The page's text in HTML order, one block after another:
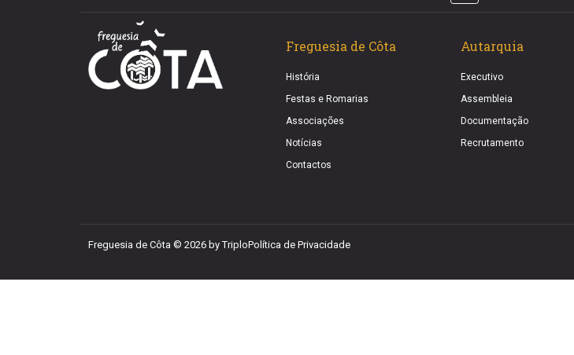
Freguesia de Côta
História
Festas e Romarias
Associações
Notícias
Contactos
Autarquia
Executivo
Assembleia
Documentação
Recrutamento
Freguesia de Côta © 2026 by TriploPolítica de Privacidade